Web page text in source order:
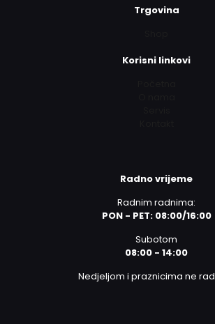
Trgovina
Korisni linkovi
Radno vrijeme
Radnim radnima:
PON - PET: 08:00/16:00
Subotom
08:00 - 14:00
Nedjeljom i praznicima ne